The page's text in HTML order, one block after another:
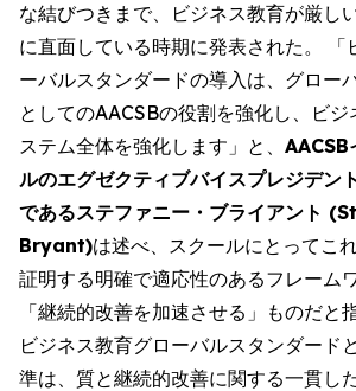
な結びつきまで、ビジネス教育が厳し
に直面している時期に発表された。 「
ーバルスタンダードの導入は、グロー
としてのAACSBの役割を強化し、ビ
ステム全体を強化します」と、 AACSB
ルのエグゼクティブバイスプレジデン
であるステファニー・ブライアント
Bryant)は述べ、スクールにとってこ
証明する明確で適応性のあるフレーム
「継続的改善を加速させる」ものだと
ビジネス教育グローバルスタンダード
準は、質と継続的改善に関する一貫し